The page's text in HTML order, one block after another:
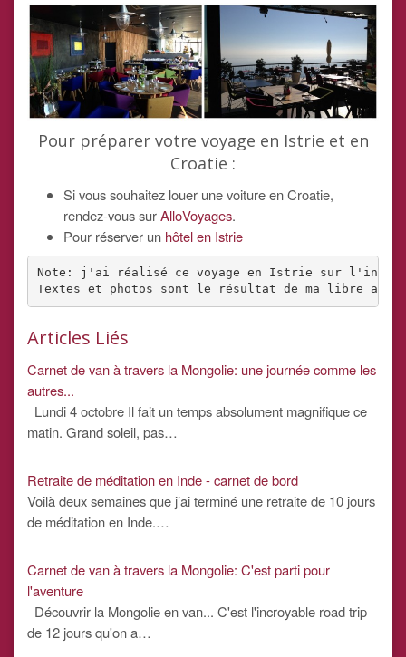
Pour préparer votre voyage en Istrie et en
Croatie :
Si vous souhaitez louer une voiture en Croatie,
rendez-vous surAlloVoyages.
Pour réserver un hôtel en Istrie
Note: j'ai réalisé ce voyage en Istrie sur
Textes et photos sont le résultat de ma libre
Articles Liés
Carnet de van à travers la Mongolie: une journée comme les
autres...
Lundi 4 octobre Il fait un temps absolument magnifique ce
matin. Grand soleil, pas…
Retraite de méditation en Inde - carnet de bord
Voilà deux semaines que j’ai terminé une retraite de 10 jours
de méditation en Inde.…
Carnet de van à travers la Mongolie: C'est parti pour
l'aventure
Découvrir la Mongolie en van... C'est l'incroyable road trip
de 12 jours qu'on a…